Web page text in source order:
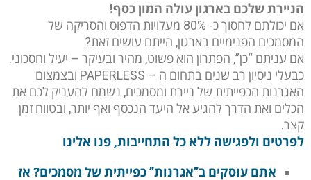
הניירת שלכם בארגון עולה המון כסף!
אם יכולתם לחסוך כ- 80% מעלויות הדפוס והסריקה של
המסמכים הפנימיים בארגון, הייתם עושים זאת?
אם עניתם “כן”, הפתרון הוא פשוט, מהיר ובעיקר – יעיל וחסכוני.
כבעלי ניסיון רב שנים בתחום ה – PAPERLESS ובצמצום
האגרנות הכפייתית של ניירת ומסמכים, נשמח להעניק לכם את
הכלים ואת הדרך להגיע אל היעד הנכסף ואף יותר, ובטווח זמן
קצר.
לפרטים ולפגישה ללא כל התחייבות, פנו אלינו
אתם עוסקים ב”אגרנות” כפייתית של מסמכים? אז